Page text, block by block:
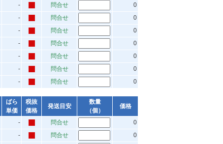
- 問合せ
0
- 問合せ
0
- 問合せ
0
- 問合せ
0
- 問合せ
0
- 問合せ
0
- 問合せ 0
ばら
単価
税抜
価格
発送目安
数量
（個）
価格
- 問合せ
0
- 問合せ
0